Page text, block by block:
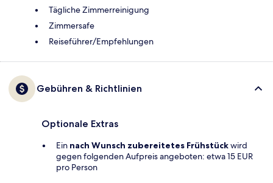
Tägliche Zimmerreinigung
Zimmersafe
Reiseführer/Empfehlungen
Gebühren & Richtlinien
Optionale Extras
Ein nach Wunsch zubereitetes Frühstückwird
gegen folgenden Aufpreis angeboten: etwa 15 EUR
pro Person